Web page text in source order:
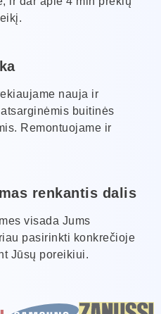
nauja ir
buitinės
Remontuojame ir
renkantis dalis
visada Jums
pasirinkti konkrečioje
Jūsų poreikiui.